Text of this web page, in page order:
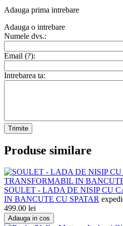
Adauga prima intrebare
Adauga o intrebare
Numele dvs.:
Email (?):
Intrebarea ta:
Trimite
Produse similare
SOULET - LADA DE NISIP CU
IN BANCUTE CU SPATAR
499.00 lei
Adauga in cos